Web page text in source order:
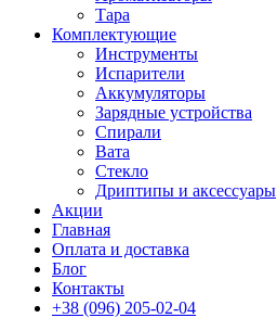
Тара
Комплектующие
Инструменты
Испарители
Аккумуляторы
Зарядные устройства
Спирали
Вата
Стекло
Дриптипы и аксессуары
Акции
Главная
Оплата и доставка
Блог
Контакты
+38 (096) 205-02-04